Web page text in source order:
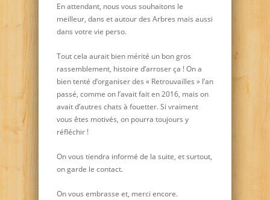
En attendant, nous vous souhaitons le
meilleur, dans et autour des Arbres mais aussi
dans votre vie perso.
Tout cela aurait bien mérité un bon gros
rassemblement, histoire d’arroser ça ! On a
bien tenté d’organiser des « Retrouvailles » l’an
passé, comme on l’avait fait en 2016, mais on
avait d’autres chats à fouetter. Si vraiment
vous êtes motivés, on pourra toujours y
réfléchir !
On vous tiendra informé de la suite, et surtout,
on garde le contact.
On vous embrasse et, merci encore.